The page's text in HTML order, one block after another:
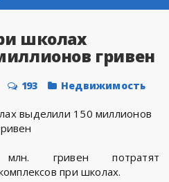
школах
гривен
193 Недвижимость
гривен потратят
при школах.